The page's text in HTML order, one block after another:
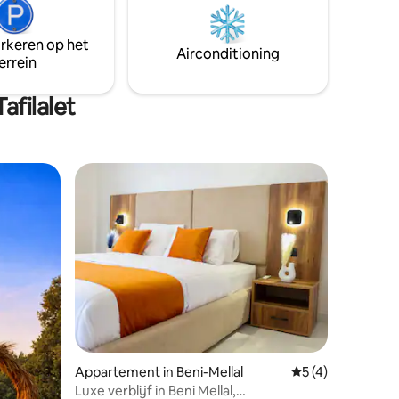
te
met smartlock 4. Parkeren: gratis en
veilig, 30 seconden lopen (Mosquée
Orange). Kort parkeren voor de deur
op het
Airconditioning
Appartement in Beni-Mellal Gemiddelde
5 (4)
Luxe verblijf in Beni Mellal,